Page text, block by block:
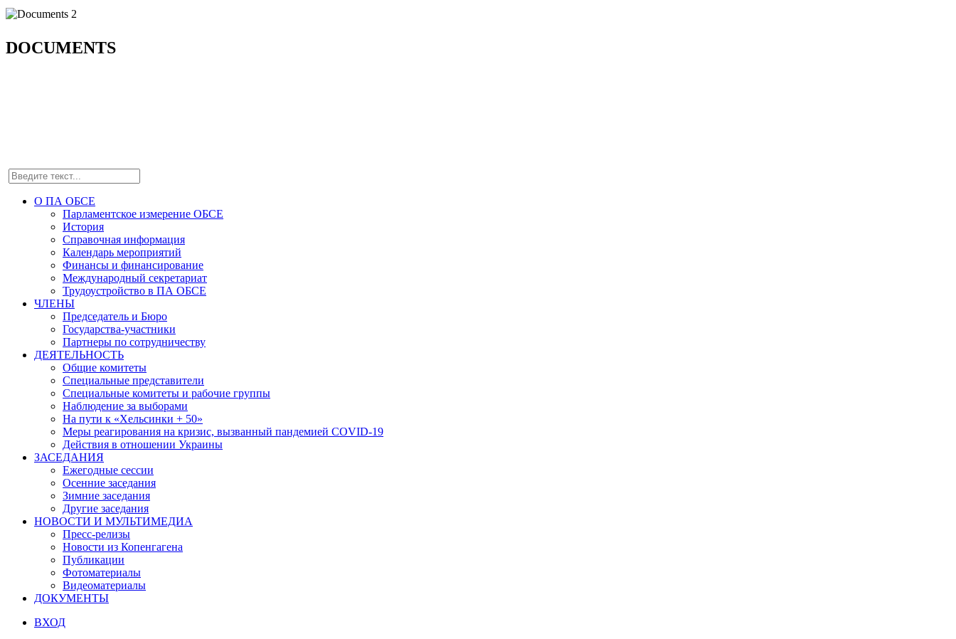
DOCUMENTS
О ПА ОБСЕ
Парламентское измерение ОБСЕ
История
Справочная информация
Календарь мероприятий
Финансы и финансирование
Международный секретариат
Трудоустройство в ПА ОБСЕ
ЧЛЕНЫ
Председатель и Бюро
Государства-участники
Партнеры по сотрудничеству
ДЕЯТЕЛЬНОСТЬ
Общие комитеты
Специальные представители
Специальные комитеты и рабочие группы
Наблюдение за выборами
На пути к «Хельсинки + 50»
Меры реагирования на кризис, вызванный пандемией COVID-19
Действия в отношении Украины
ЗАСЕДАНИЯ
Ежегодные сессии
Осенние заседания
Зимние заседания
Другие заседания
НОВОСТИ И МУЛЬТИМЕДИА
Пресс-релизы
Новости из Копенгагена
Публикации
Фотоматериалы
Видеоматериалы
ДОКУМЕНТЫ
ВХОД